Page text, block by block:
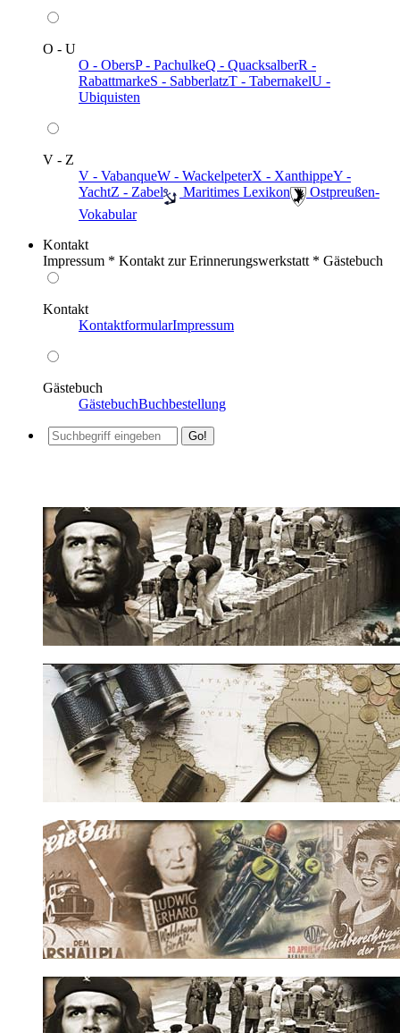
O - U
O - ObersP - PachulkeQ - QuacksalberR -
RabattmarkeS - SabberlatzT - TabernakelU -
Ubiquisten
V - Z
V - VabanqueW - WackelpeterX - XanthippeY -
YachtZ - Zabel ️ Maritimes Lexikon
️ Ostpreußen-
Vokabular
Kontakt
Impressum * Kontakt zur Erinnerungswerkstatt * Gästebuch
Kontakt
KontaktformularImpressum
Gästebuch
GästebuchBuchbestellung